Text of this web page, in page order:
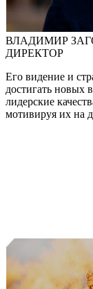
ВЛАДИМИР
ДИРЕКТОР
Его видение и
достигать новых
лидерские
мотивируя их на